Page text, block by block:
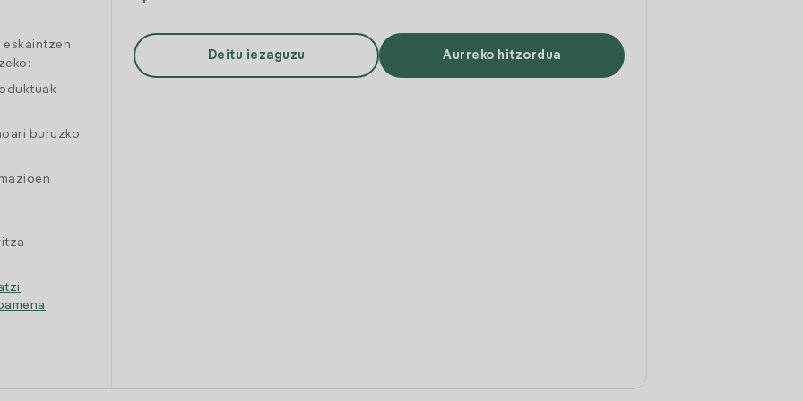
buruzko
Deitu iezaguzu Aurreko hitzordua